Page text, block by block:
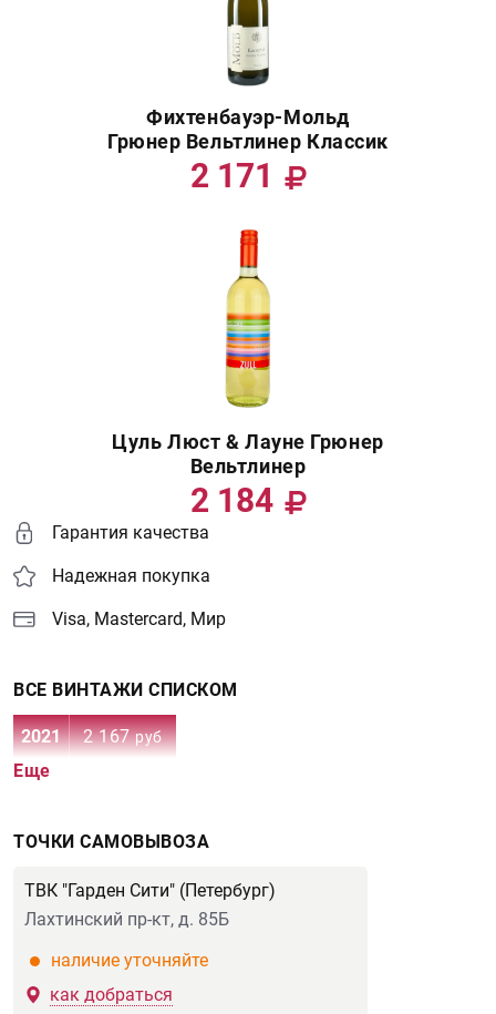
Фихтенбауэр-Мольд
Грюнер Вельтлинер Классик
2 171
Цуль Люст & Лауне Грюнер
Вельтлинер
2 184
Гарантия качества
Надежная покупка
Visa, Mastercard, Мир
ВСЕ ВИНТАЖИ СПИСКОМ
2021 2 167руб
Еще
ТОЧКИ САМОВЫВОЗА
ТВК "Гарден Сити" (Петербург)
Лахтинский пр-кт, д. 85Б
наличие уточняйте
как добраться